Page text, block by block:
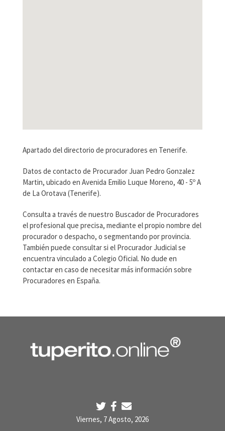
Apartado del directorio de procuradores en Tenerife.
Datos de contacto de Procurador Juan Pedro Gonzalez
Martin, ubicado en Avenida Emilio Luque Moreno, 40 - 5º A
de La Orotava (Tenerife).
Consulta a través de nuestro Buscador de Procuradores
el profesional que precisa, mediante el propio nombre del
procurador o despacho, o segmentando por provincia.
También puede consultar si el Procurador Judicial se
encuentra vinculado a Colegio Oficial. No dude en
contactar en caso de necesitar más información sobre
Procuradores en España.
Viernes, 7 Agosto, 2026